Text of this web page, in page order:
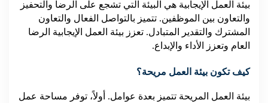
بيئة العمل الإيجابية هي البيئة التي تشجع على الرضا والتحفيز
والتعاون بين الموظفين. تتميز بالتواصل الفعال والتعاون
المشترك والتقدير المتبادل. تعزز بيئة العمل الإيجابية الرضا
العام وتعزز الأداء والإبداع.
كيف تكون بيئة العمل مريحة؟
بيئة العمل المريحة تتميز بعدة عوامل. أولاً، توفر مساحة عمل